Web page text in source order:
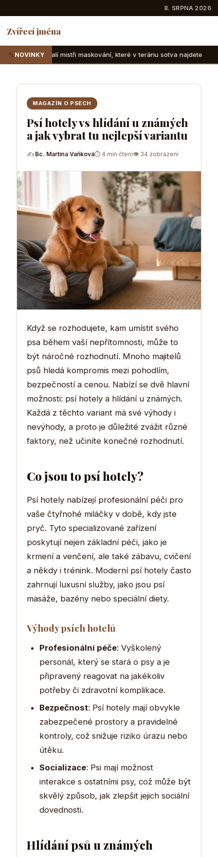
8. SRPNA 2026
Zvířecí jména
NOVINKY
maskování, které v teráriu sotva najdete Suchozemské
MAGAZÍN O PSECH
Psí hotely vs hlídání u známých
a jak vybrat tu nejlepší variantu
✍ Bc. Martina Vaňková⏱ 4 min čtení👁 34 zobrazení
Když se rozhodujete, kam umístit svého
psa během vaší nepřítomnosti, může to
být náročné rozhodnutí. Mnoho majitelů
psů hledá kompromis mezi pohodlím,
bezpečností a cenou. Nabízí se dvě hlavní
možnosti: psí hotely a hlídání u známých.
Každá z těchto variant má své výhody i
nevýhody, a proto je důležité zvážit různé
faktory, než učiníte konečné rozhodnutí.
Co jsou to psí hotely?
Psí hotely nabízejí profesionální péči pro
vaše čtyřnohé miláčky v době, kdy jste
pryč. Tyto specializované zařízení
poskytují nejen základní péči, jako je
krmení a venčení, ale také zábavu, cvičení
a někdy i trénink. Moderní psí hotely často
zahrnují luxusní služby, jako jsou psí
masáže, bazény nebo speciální diety.
Výhody psích hotelů
Profesionální péče: Vyškolený
personál, který se stará o psy a je
připravený reagovat na jakékoliv
potřeby či zdravotní komplikace.
Bezpečnost: Psí hotely mají obvykle
zabezpečené prostory a pravidelné
kontroly, což snižuje riziko úrazu nebo
útěku.
Socializace: Psi mají možnost
interakce s ostatními psy, což může být
skvělý způsob, jak zlepšit jejich sociální
dovednosti.
Hlídání psů u známých